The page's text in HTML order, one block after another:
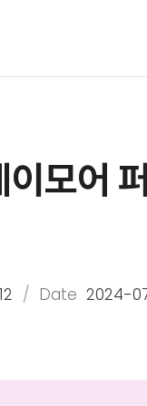
모어
Date 2024-